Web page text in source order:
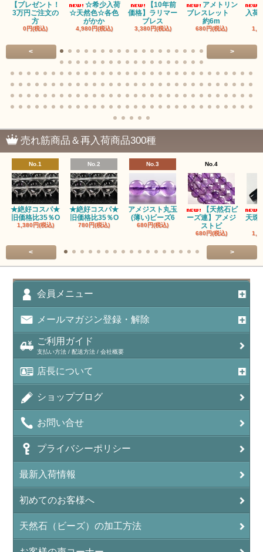
アクチノライトインクォーツ（Actinolite/緑閃石）
赤瑪瑙（レッドアゲート/カーネリアン）
アゲート（瑪瑙/Agate）各種
アズロマラカイト（Azuromalachite）
アパタイト
アベンチュリン(クォーツァイト/Aventurine)
アポフィライト（Apophylite）/魚眼石
アメジスト（紫水晶/Amethyst）
アメシスティンクォーツ（Amethest in quartz）
ラベンダーアメジスト
アメトリン（紫黄水晶/Ametrine）
アラゴナイト（霰石/Aragonite）
アンフィボールインクォーツ(Amphibole)
アンフィボールロック/角閃岩（Amphibole ）
イーグルアイ（EagleEye）
インカローズ（ロードクロサイト/Rhodochrosite）
インディアンアゲート(Indian Agate)
エメラルド(emerald/翠玉)
【プレゼント！
3万円ご注文の
方
0円(税込)
☆希少入荷
☆天然色☆各色
がかか
4,980円(税込)
【10年前
価格】ラリマー
ブレス
3,380円(税込)
アメトリン
ブレスレット
約6m
680円(税込)
入荷
< >
売れ筋商品＆再入荷商品300種
No.1
★絶好コスパ★
旧価格比35％O
1,380円(税込)
No.2
★絶好コスパ★
旧価格比35％O
780円(税込)
No.3
アメジスト丸玉
(薄い)ビーズ6
680円(税込)
No.4
【天然石ビ
ーズ連】アメジ
ストビ
680円(税込)
天珠
< >
会員メニュー
メールマガジン登録・解除
ご利用ガイド
支払い方法 / 配送方法 / 会社概要
店長について
ショップブログ
お問い合せ
プライバシーポリシー
最新入荷情報
初めてのお客様へ
天然石（ビーズ）の加工方法